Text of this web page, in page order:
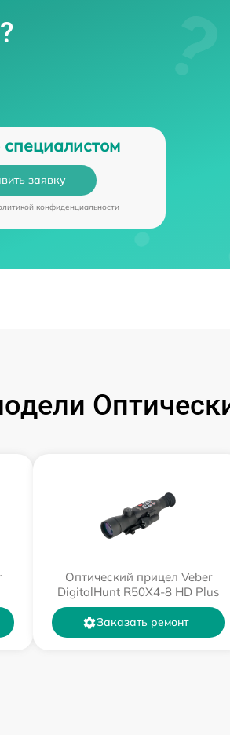
специалистом
заявку
конфиденциальности
Оптический прицел Veber
DigitalHunt R50X4-8 HD Plus
Заказать ремонт